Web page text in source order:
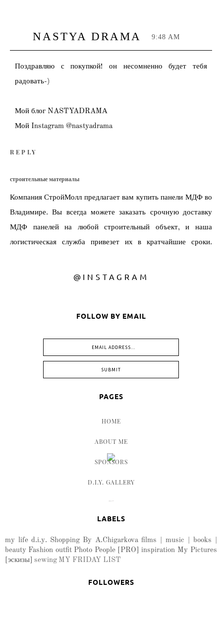
NASTYA DRAMA 9:48 AM
Поздравляю с покупкой! он несомненно будет тебя
радовать-)
Мой блог NASTYADRAMА
Мой Instagram @nastyadrama
REPLY
@INSTAGRAM
FOLLOW BY EMAIL
PAGES
HOME
ABOUT ME
SPONSORS
D.I.Y. GALLERY
LABELS
my life d.i.y. Shopping By A.Chigarkova films | music | books |
beauty Fashion outfit Photo People [PRO] inspiration My Pictures
[эскизы] sewing MY FRIDAY LIST
FOLLOWERS